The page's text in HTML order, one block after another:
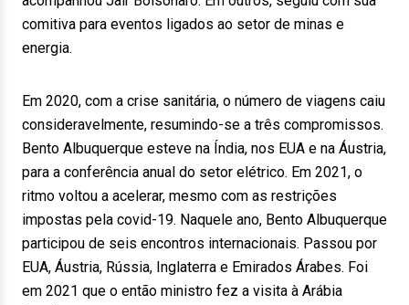
comitiva para eventos ligados ao setor de minas e
energia.
Em 2020, com a crise sanitária, o número de viagens caiu
consideravelmente, resumindo-se a três compromissos.
Bento Albuquerque esteve na Índia, nos EUA e na Áustria,
para a conferência anual do setor elétrico. Em 2021, o
ritmo voltou a acelerar, mesmo com as restrições
impostas pela covid-19. Naquele ano, Bento Albuquerque
participou de seis encontros internacionais. Passou por
EUA, Áustria, Rússia, Inglaterra e Emirados Árabes. Foi
em 2021 que o então ministro fez a visita à Arábia